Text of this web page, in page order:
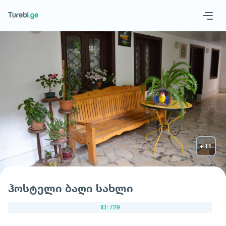
Geo Eng
მოითხოვე სასტუმრო
ჰოსტელი ბაღი სახლი
ID: 729